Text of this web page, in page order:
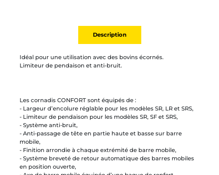
Description
Idéal pour une utilisation avec des bovins écornés.
Limiteur de pendaison et anti-bruit.
Les cornadis CONFORT sont équipés de :
- Largeur d’encolure réglable pour les modèles SR, LR et SRS,
- Limiteur de pendaison pour les modèles SR, SF et SRS,
- Système anti-bruit,
- Anti-passage de tête en partie haute et basse sur barre
mobile,
- Finition arrondie à chaque extrémité de barre mobile,
- Système breveté de retour automatique des barres mobiles
en position ouverte,